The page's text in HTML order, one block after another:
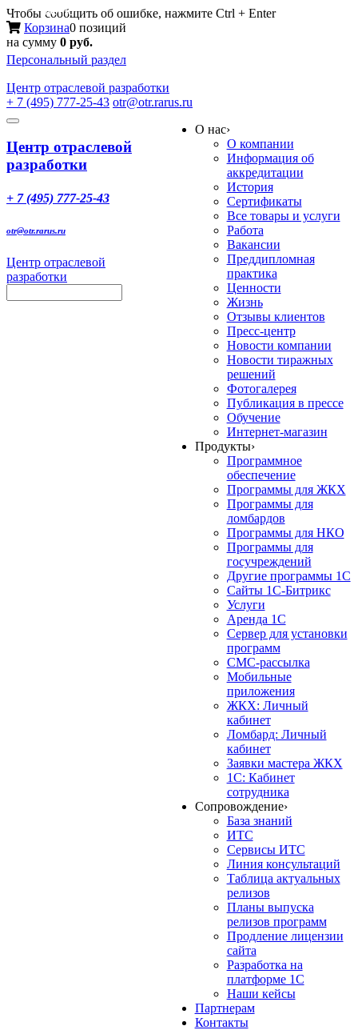
Чтобы сообщить об ошибке, нажмите Ctrl + Enter
Корзина0 позиций
на сумму 0 руб.
Персональный раздел
Центр отраслевой разработки
+ 7 (495) 777-25-43 otr@otr.rarus.ru
Toggle
Меню
Центр отраслевой
разработки
+ 7 (495) 777-25-43
otr@otr.rarus.ru
Центр отраслевой
разработки
О нас›
О компании
Информация об
аккредитации
История
Сертификаты
Все товары и услуги
Работа
Вакансии
Преддипломная
практика
Ценности
Жизнь
Отзывы клиентов
Пресс-центр
Новости компании
Новости тиражных
решений
Фотогалерея
Публикация в прессе
Обучение
Интернет-магазин
Продукты›
Программное
обеспечение
Программы для ЖКХ
Программы для
ломбардов
Программы для НКО
Программы для
госучреждений
Другие программы 1С
Сайты 1С-Битрикс
Услуги
Аренда 1С
Сервер для установки
программ
СМС-рассылка
Мобильные
приложения
ЖКХ: Личный
кабинет
Ломбард: Личный
кабинет
Заявки мастера ЖКХ
1С: Кабинет
сотрудника
Сопровождение›
База знаний
ИТС
Сервисы ИТС
Линия консультаций
Таблица актуальных
релизов
Планы выпуска
релизов программ
Продление лицензии
сайта
Разработка на
платформе 1С
Наши кейсы
Партнерам
Контакты